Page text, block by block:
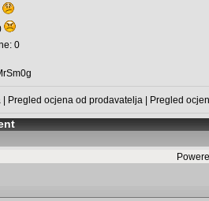
0
| Pregled ocjena od prodavatelja | Pregled